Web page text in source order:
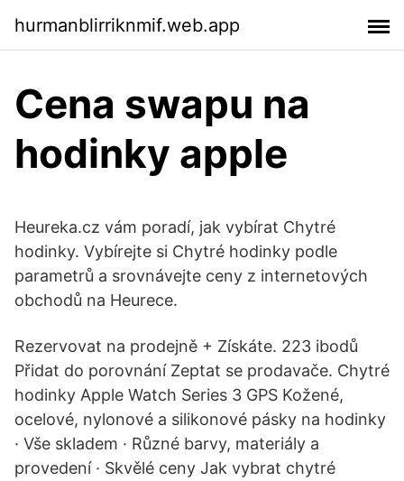
hurmanblirriknmif.web.app
Cena swapu na
hodinky apple
Heureka.cz vám poradí, jak vybírat Chytré
hodinky. Vybírejte si Chytré hodinky podle
parametrů a srovnávejte ceny z internetových
obchodů na Heurece.
Rezervovat na prodejně + Získáte. 223 ibodů
Přidat do porovnání Zeptat se prodavače. Chytré
hodinky Apple Watch Series 3 GPS Kožené,
ocelové, nylonové a silikonové pásky na hodinky
· Vše skladem · Různé barvy, materiály a
provedení · Skvělé ceny Jak vybrat chytré